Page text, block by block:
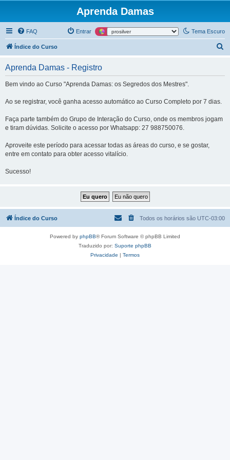
Aprenda Damas
Tema Escuro
FAQ Entrar
Índice do Curso
Aprenda Damas - Registro
Bem vindo ao Curso "Aprenda Damas: os Segredos dos Mestres".
Ao se registrar, você ganha acesso automático ao Curso Completo por 7 dias.
Faça parte também do Grupo de Interação do Curso, onde os membros jogam
e tiram dúvidas. Solicite o acesso por Whatsapp: 27 988750076.
Aproveite este período para acessar todas as áreas do curso, e se gostar,
entre em contato para obter acesso vitalício.
Sucesso!
Índice do Curso Todos os horários são UTC-03:00
Powered by phpBB® Forum Software © phpBB Limited
Traduzido por: Suporte phpBB
Privacidade | Termos